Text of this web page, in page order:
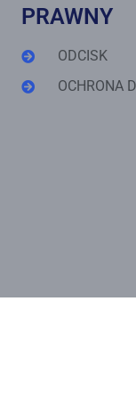
PRAWNY
ODCISK
OCHRONA